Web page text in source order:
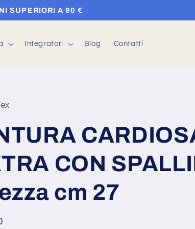
SUPERIORI A 90 €
Integratori Blog Contatti
CON
cm 27